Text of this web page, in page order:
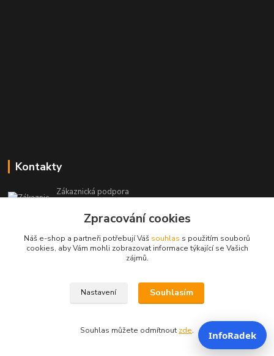
Kontakty
Zákaznická podpora
(Po-Pá, 9-19 hod.)
info@infoproinfo.cz
RadovanCZ 2023-25
Eshop-rychle.cz
Zpracování cookies
Náš e-shop a partneři potřebují Váš souhlas s použitím souborů
cookies, aby Vám mohli zobrazovat informace týkající se Vašich
zájmů.
Nastavení Souhlasím
Souhlas můžete odmítnout zde. InfoRadek